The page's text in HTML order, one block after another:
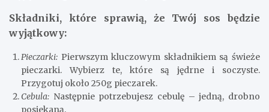
Składniki, które sprawią, że Twój sos będzie
wyjątkowy:
Pieczarki: Pierwszym kluczowym składnikiem są świeże
pieczarki. Wybierz te, które są jędrne i soczyste.
Przygotuj około 250g pieczarek.
Cebula: Następnie potrzebujesz cebulę – jedną, drobno
posiekaną.